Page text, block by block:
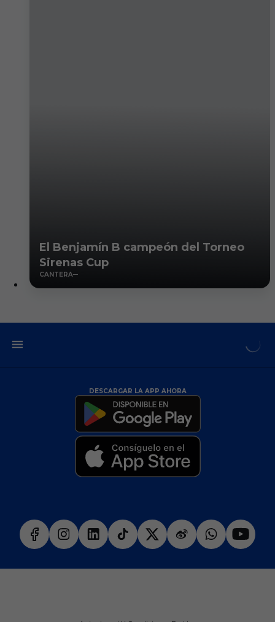
El Benjamín B campeón del Torneo
Sirenas Cup
CANTERA
DESCARGAR LA APP AHORA